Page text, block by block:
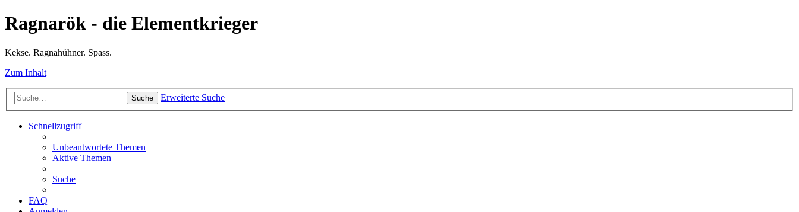
Ragnarök - die Elementkrieger
Kekse. Ragnahühner. Spass.
Zum Inhalt
Suche Erweiterte Suche
Schnellzugriff
Unbeantwortete Themen
Aktive Themen
Suche
FAQ